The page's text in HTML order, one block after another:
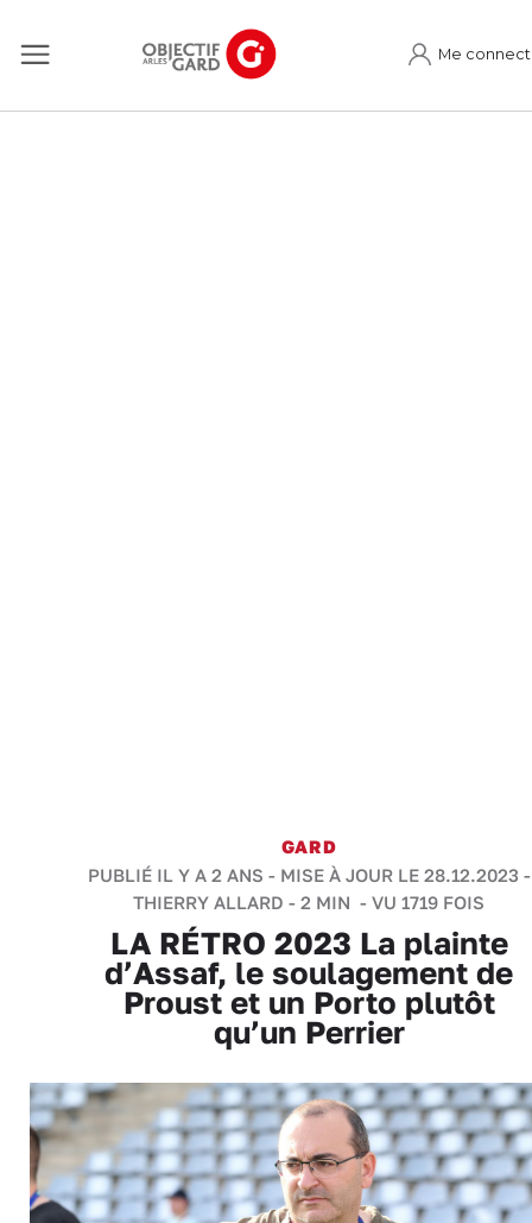
Me
GARD
PUBLIÉ IL Y A 2 ANS - MISE À JOUR LE 28.12.2023 -
THIERRY ALLARD - 2 MIN - VU 1719 FOIS
LA RÉTRO 2023 La plainte
d’Assaf, le soulagement de
Proust et un Porto plutôt
qu’un Perrier